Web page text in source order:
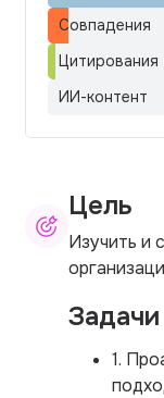
Совпадения
Цитирования
ИИ-контент
Цель
Изучить и
Задачи
1.